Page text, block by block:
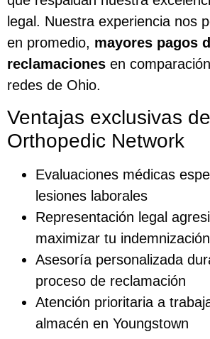
legal. Nuestra experiencia nos
en promedio, mayores pagos
reclamaciones en
redes de Ohio.
Ventajas exclusivas
Orthopedic Network
Evaluaciones médicas
lesiones laborales
Representación legal
maximizar tu indemnización
Asesoría personalizada
proceso de reclamación
Atención prioritaria a
almacén en Youngstown